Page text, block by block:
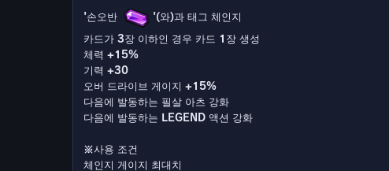
'손오반 '(와)과 태그 체인지
카드가 3장 이하인 경우 카드 1장 생성
체력 +15%
기력 +30
오버 드라이브 게이지 +15%
다음에 발동하는 필살 아츠 강화
다음에 발동하는 LEGEND 액션 강화
※사용 조건
체인지 게이지 최대치